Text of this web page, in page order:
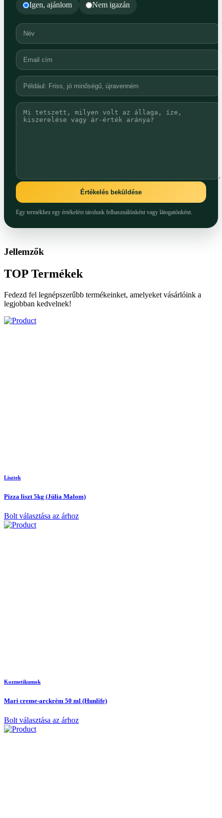
Igen, ajánlom Nem igazán
Értékelés beküldése
Egy termékhez egy értékelést tárolunk felhasználónként vagy látogatónként.
Jellemzők
TOP Termékek
Fedezd fel legnépszerűbb termékeinket, amelyeket vásárlóink a
legjobban kedvelnek!
Lisztek
Pizza liszt 5kg (Júlia Malom)
Bolt választása az árhoz
Kozmetikumok
Mari creme-arckrém 50 ml (Hunlife)
Bolt választása az árhoz